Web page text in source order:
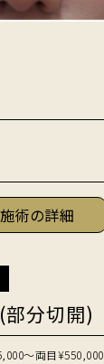
術の詳細
部分切開)
～両目¥550,000